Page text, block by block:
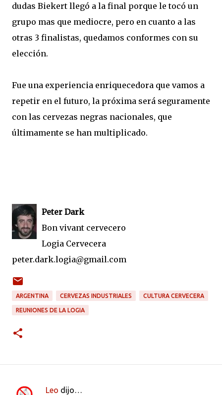
dudas Biekert llegó a la final porque le tocó un
grupo mas que mediocre, pero en cuanto a las
otras 3 finalistas, quedamos conformes con su
elección.
Fue una experiencia enriquecedora que vamos a
repetir en el futuro, la próxima será seguramente
con las cervezas negras nacionales, que
últimamente se han multiplicado.
Peter Dark
Bon vivant cervecero
Logia Cervecera
peter.dark.logia@gmail.com
ARGENTINA CERVEZAS INDUSTRIALES CULTURA CERVECERA
REUNIONES DE LA LOGIA
Leo dijo…